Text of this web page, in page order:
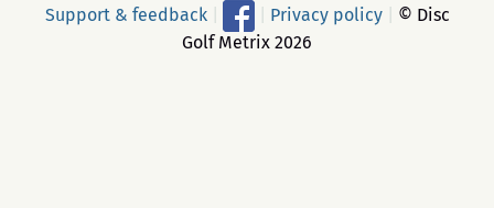
Support & feedback Privacy policy
© Disc
Golf Metrix 2026